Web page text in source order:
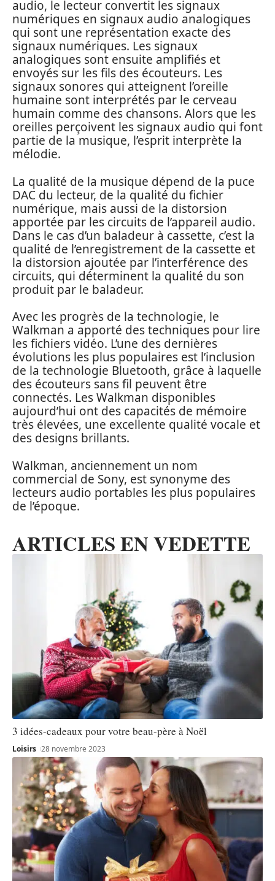
audio, le lecteur convertit les signaux
numériques en signaux audio analogiques
qui sont une représentation exacte des
signaux numériques. Les signaux
analogiques sont ensuite amplifiés et
envoyés sur les fils des écouteurs. Les
signaux sonores qui atteignent l’oreille
humaine sont interprétés par le cerveau
humain comme des chansons. Alors que les
oreilles perçoivent les signaux audio qui font
partie de la musique, l’esprit interprète la
mélodie.
La qualité de la musique dépend de la puce
DAC du lecteur, de la qualité du fichier
numérique, mais aussi de la distorsion
apportée par les circuits de l’appareil audio.
Dans le cas d’un baladeur à cassette, c’est la
qualité de l’enregistrement de la cassette et
la distorsion ajoutée par l’interférence des
circuits, qui déterminent la qualité du son
produit par le baladeur.
Avec les progrès de la technologie, le
Walkman a apporté des techniques pour lire
les fichiers vidéo. L’une des dernières
évolutions les plus populaires est l’inclusion
de la technologie Bluetooth, grâce à laquelle
des écouteurs sans fil peuvent être
connectés. Les Walkman disponibles
aujourd’hui ont des capacités de mémoire
très élevées, une excellente qualité vocale et
des designs brillants.
Walkman, anciennement un nom
commercial de Sony, est synonyme des
lecteurs audio portables les plus populaires
de l’époque.
ARTICLES EN VEDETTE
3 idées-cadeaux pour votre beau-père à Noël
Loisirs 28 novembre 2023